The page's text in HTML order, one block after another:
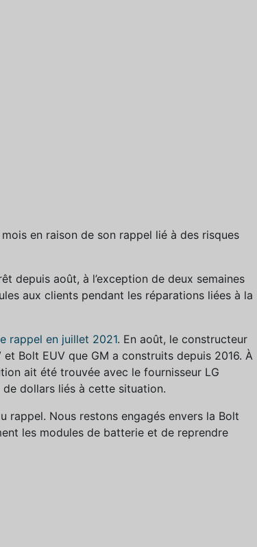
en raison de son rappel lié à des risques
depuis août, à l’exception de deux semaines
aux clients pendant les réparations liées à la
rappel en juillet 2021. En août, le constructeur
Bolt EUV que GM a construits depuis 2016. À
ait été trouvée avec le fournisseur LG
dollars liés à cette situation.
Nous restons engagés envers la Bolt
les modules de batterie et de reprendre